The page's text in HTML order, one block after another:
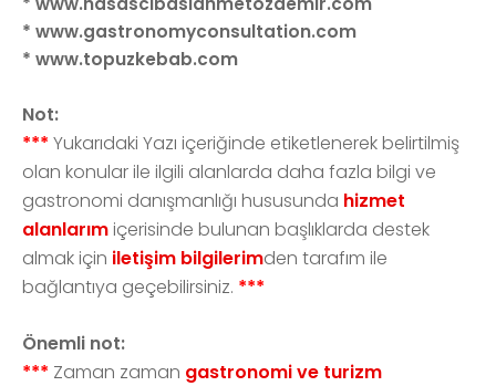
* www.gastronomyconsultation.com
* www.topuzkebab.com
Not:
***Yukarıdaki Yazı içeriğinde etiketlenerek belirtilmiş
olan konular ile ilgili alanlarda daha fazla bilgi ve
gastronomi danışmanlığı hususunda hizmet
alanlarımiçerisinde bulunan başlıklarda destek
almak için iletişim bilgilerimden tarafım ile
bağlantıya geçebilirsiniz. ***
Önemli not:
*** Zaman zaman gastronomi ve turizm